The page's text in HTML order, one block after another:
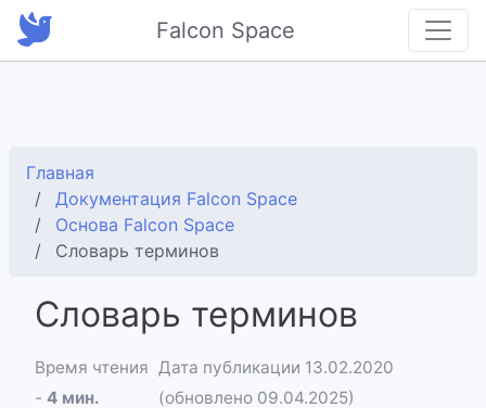
Falcon Space
Главная
Документация Falcon Space
Основа Falcon Space
Словарь терминов
Словарь терминов
Время чтения
- 4 мин.
Дата публикации 13.02.2020
(обновлено 09.04.2025)